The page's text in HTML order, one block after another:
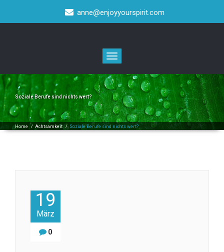
anne@enjoyyourspirit.com
Toggle
navigation
Soziale Berufe sind nichts wert?
Home / Achtsamkeit/ Soziale Berufe sind nichts wert?
19
März
0